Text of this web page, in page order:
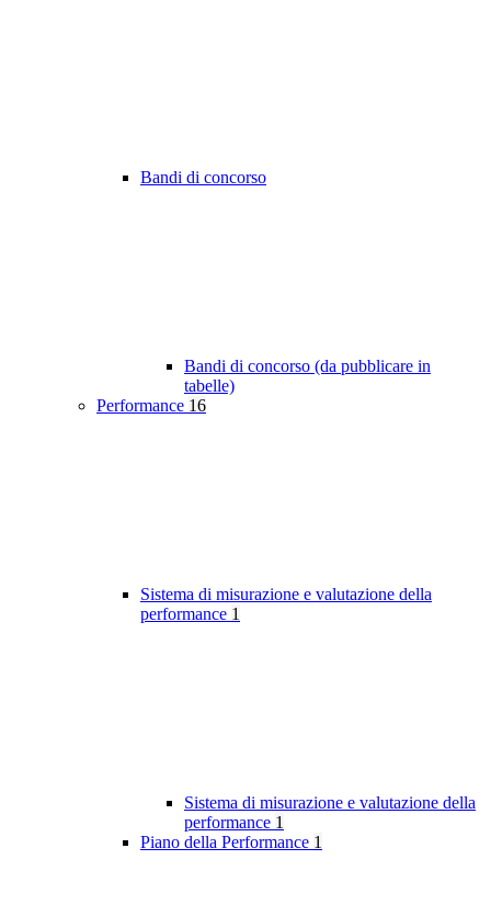
Bandi di concorso
Bandi di concorso (da pubblicare in
tabelle)
Performance 16
Sistema di misurazione e valutazione della
performance 1
Sistema di misurazione e valutazione della
performance 1
Piano della Performance 1